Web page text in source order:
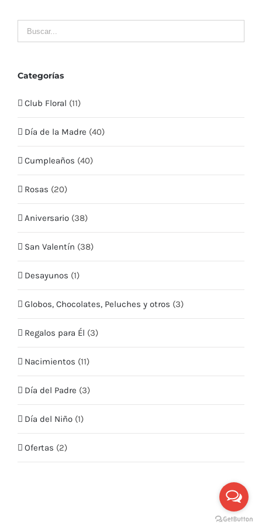
Categorías
Club Floral (11)
Día de la Madre (40)
Cumpleaños (40)
Rosas (20)
Aniversario (38)
San Valentín (38)
Desayunos (1)
Globos, Chocolates, Peluches y otros (3)
Regalos para Él (3)
Nacimientos (11)
Día del Padre (3)
Día del Niño (1)
Ofertas (2)
MI CUENTA
Mis Pedidos
Mis Datos
Mis Direcciones
Términos y condiciones
Teléfono: +569 5409 2635
Email:info@quieroflores.cl
Web:www.quieroflores.cl
Facebook:/floresymas.cl
| Todos los derechos